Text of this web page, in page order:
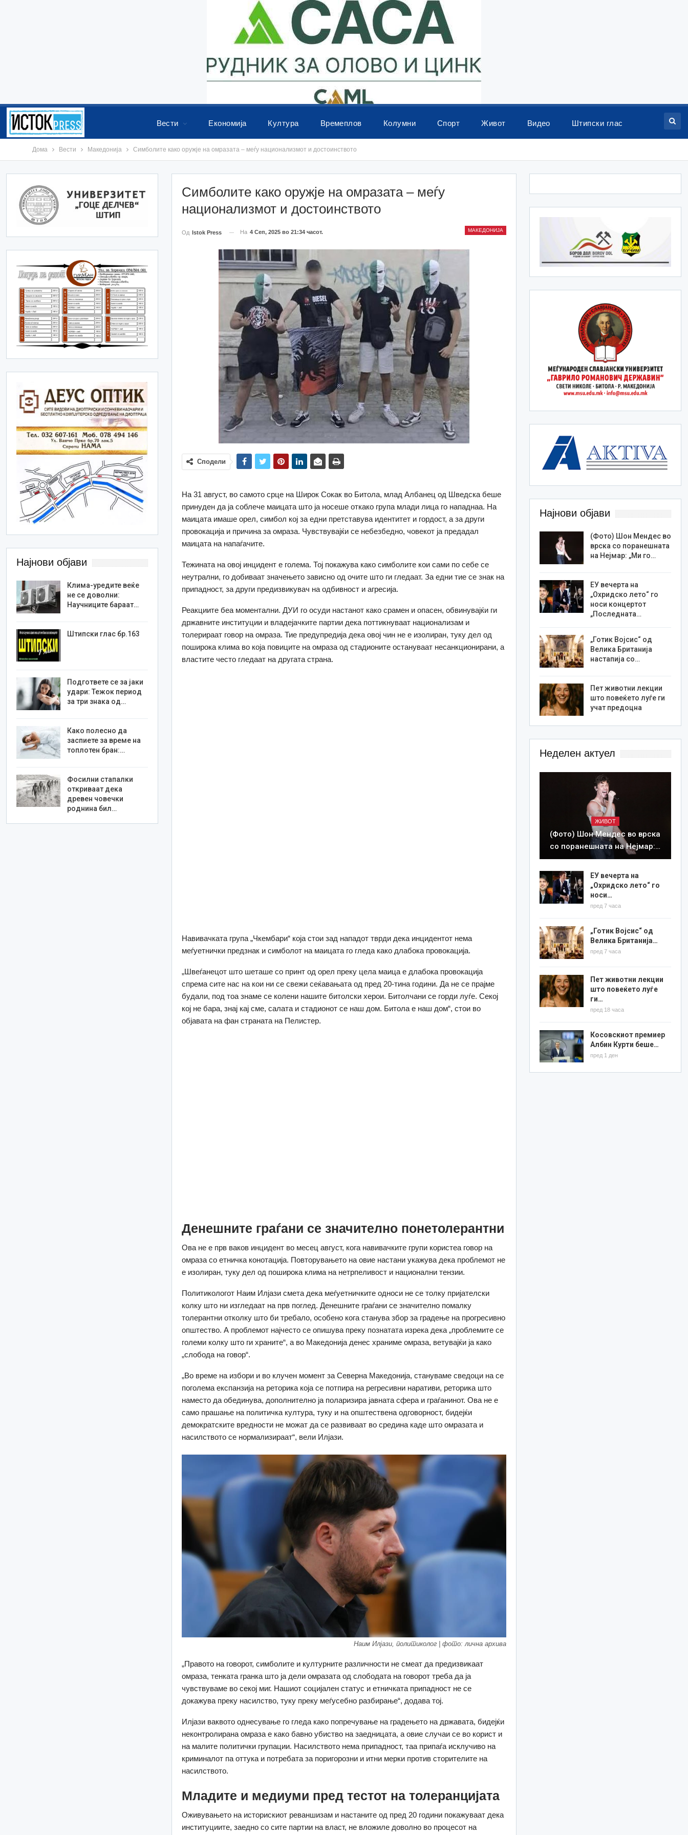
Вести Економија Култура Времеплов Колумни Спорт Живот Видео Штипски глас
Дома Вести Македонија Симболите како оружје на омразата – меѓу национализмот и достоинството
Симболите како оружје на омразата – меѓу
национализмот и достоинството
МАКЕДОНИЈА
Од Istok Press На 4 Сеп, 2025 во 21:34 часот.
Сподели
На 31 август, во самото срце на Широк Сокак во Битола, млад Албанец од Шведска беше
принуден да ја соблече маицата што ја носеше откако група млади лица го нападнаа. На
маицата имаше орел, симбол кој за едни претставува идентитет и гордост, а за други
провокација и причина за омраза. Чувствувајќи се небезбедно, човекот ја предадал
маицата на напаѓачите.
Тежината на овој инцидент е голема. Тој покажува како симболите кои сами по себе се
неутрални, го добиваат значењето зависно од очите што ги гледаат. За едни тие се знак на
припадност, за други предизвикувач на одбивност и агресија.
Реакциите беа моментални. ДУИ го осуди настанот како срамен и опасен, обвинувајќи ги
државните институции и владејачките партии дека поттикнуваат национализам и
толерираат говор на омраза. Тие предупредија дека овој чин не е изолиран, туку дел од
поширока клима во која повиците на омраза од стадионите остануваат несанкционирани, а
властите често гледаат на другата страна.
Навивачката група „Чкембари“ која стои зад нападот тврди дека инцидентот нема
меѓуетнички предзнак и симболот на маицата го гледа како длабока провокација.
„Швеѓанецот што шеташе со принт од орел преку цела маица е длабока провокација
спрема сите нас на кои ни се свежи сеќавањата од пред 20-тина години. Да не се прајме
будали, под тоа знаме се колени нашите битолски херои. Битолчани се горди луѓе. Секој
кој не бара, знај кај сме, салата и стадионот се наш дом. Битола е наш дом“, стои во
објавата на фан страната на Пелистер.
Денешните граѓани се значително понетолерантни
Ова не е прв ваков инцидент во месец август, кога навивачките групи користеа говор на
омраза со етничка конотација. Повторувањето на овие настани укажува дека проблемот не
е изолиран, туку дел од поширока клима на нетрпеливост и национални тензии.
Политикологот Наим Илјази смета дека меѓуетничките односи не се толку пријателски
колку што ни изгледаат на прв поглед. Денешните граѓани се значително помалку
толерантни отколку што би требало, особено кога станува збор за градење на прогресивно
општество. А проблемот најчесто се опишува преку познатата изрека дека „проблемите се
големи колку што ги храните“, а во Македонија денес храниме омраза, ветувајќи ја како
„слобода на говор“.
„Во време на избори и во клучен момент за Северна Македонија, стануваме сведоци на се
поголема експанзија на реторика која се потпира на регресивни наративи, реторика што
наместо да обединува, дополнително ја поларизира јавната сфера и граѓанинот. Ова не е
само прашање на политичка култура, туку и на општествена одговорност, бидејќи
демократските вредности не можат да се развиваат во средина каде што омразата и
насилството се нормализираат“, вели Илјази.
Наим Илјази, политиколог | фото: лична архива
„Правото на говорот, симболите и културните различности не смеат да предизвикаат
омраза, тенката гранка што ја дели омразата од слободата на говорот треба да ја
чувствуваме во секој миг. Нашиот социјален статус и етничката припадност не се
докажува преку насилство, туку преку меѓусебно разбирање“, додава тој.
Илјази ваквото однесување го гледа како попречување на градењето на државата, бидејќи
неконтролирана омраза е како бавно убиство на заедницата, а овие случаи се во корист и
на малите политички групации. Насилството нема припадност, таа припаѓа исклучиво на
криминалот па оттука и потребата за поригорозни и итни мерки против сторителите на
насилството.
Младите и медиуми пред тестот на толеранцијата
Оживувањето на историскиот реваншизам и настаните од пред 20 години покажуваат дека
институциите, заедно со сите партии на власт, не вложиле доволно во процесот на
Најнови објави
(Фото) Шон Мендес во
врска со поранешната
на Нејмар: „Ми го…
ЕУ вечерта на
„Охридско лето“ го
носи концертот
„Последната…
„Готик Војсис“ од
Велика Британија
настапија со…
Пет животни лекции
што повеќето луѓе ги
учат предоцна
Неделен актуел
ЖИВОТ
(Фото) Шон Мендес во врска
со поранешната на Нејмар:…
ЕУ вечерта на
„Охридско лето“ го
носи…
пред 7 часа
„Готик Војсис“ од
Велика Британија…
пред 7 часа
Пет животни лекции
што повеќето луѓе
ги…
пред 18 часа
Косовскиот премиер
Албин Курти беше…
пред 1 ден
Најнови објави
Клима-уредите веќе
не се доволни:
Научниците бараат…
Штипски глас бр.163
Подгответе се за јаки
удари: Тежок период
за три знака од…
Како полесно да
заспиете за време на
топлотен бран:…
Фосилни стапалки
откриваат дека
древен човечки
роднина бил…